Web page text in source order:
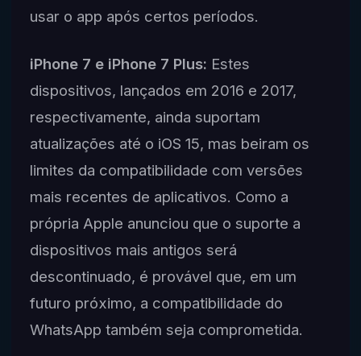
usar o app após certos períodos.
iPhone 7 e iPhone 7 Plus: Estes
dispositivos, lançados em 2016 e 2017,
respectivamente, ainda suportam
atualizações até o iOS 15, mas beiram os
limites da compatibilidade com versões
mais recentes de aplicativos. Como a
própria Apple anunciou que o suporte a
dispositivos mais antigos será
descontinuado, é provável que, em um
futuro próximo, a compatibilidade do
WhatsApp também seja comprometida.